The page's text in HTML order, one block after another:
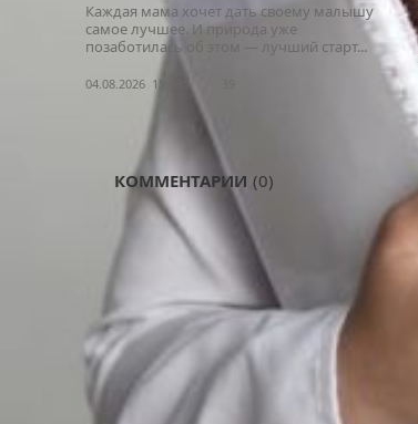
Каждая мама хочет дать своему малышу
самое лучшее. И природа уже
позаботилась об этом — лучший старт...
04.08.2026 15:48
КОММЕНТАРИИ (0)